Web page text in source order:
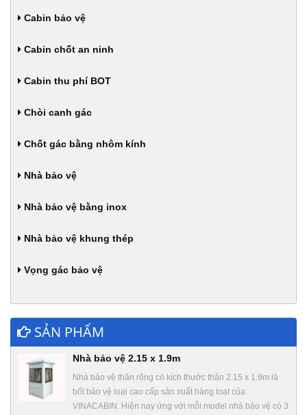
Cabin bảo vệ
Cabin chốt an ninh
Cabin thu phí BOT
Chòi canh gác
Chốt gác bằng nhôm kính
Nhà bảo vệ
Nhà bảo vệ bằng inox
Nhà bảo vệ khung thép
Vọng gác bảo vệ
SẢN PHẨM
Nhà bảo vệ 2.15 x 1.9m
Nhà bảo vệ thân rộng có kích thước thân 2.15 x 1.9m là
bốt bảo vệ loại cao cấp sản xuất hàng loạt của
VINACABIN. Hiện nay ứng với mỗi model nhà bảo vệ có 3